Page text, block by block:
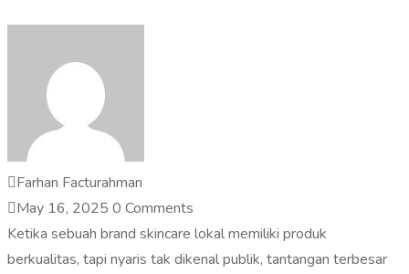
Farhan Facturahman
May 16, 2025 0 Comments
Ketika sebuah brand skincare lokal memiliki produk
berkualitas, tapi nyaris tak dikenal publik, tantangan terbesar